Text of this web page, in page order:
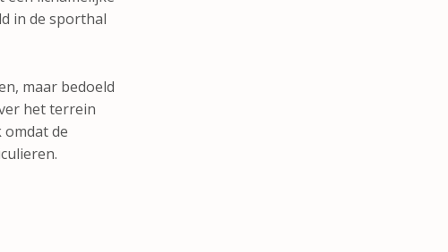
in de sporthal
maar bedoeld
het terrein
omdat de